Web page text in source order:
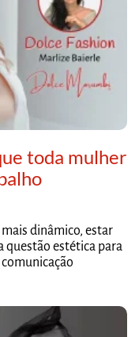
toda mulher
dinâmico, estar
questão estética para